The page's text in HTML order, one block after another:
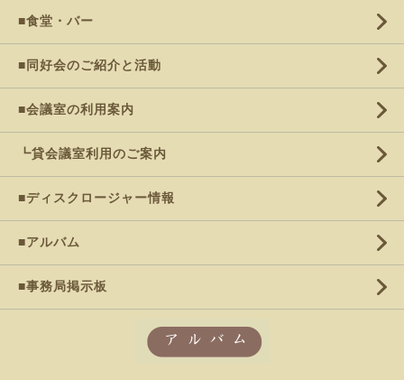
■食堂・バー
■同好会のご紹介と活動
■会議室の利用案内
┗貸会議室利用のご案内
■ディスクロージャー情報
■アルバム
■事務局掲示板